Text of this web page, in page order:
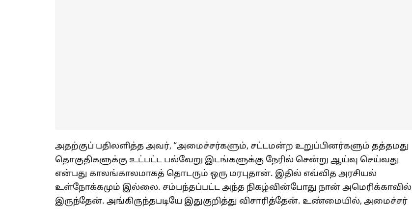
அதற்குப் பதிலளித்த அவர், “அமைச்சர்களும், சட்டமன்ற உறுப்பினர்களும் தத்தமது
தொகுதிகளுக்கு உட்பட்ட பல்வேறு இடங்களுக்கு நேரில் சென்று ஆய்வு செய்வது
என்பது காலங்காலமாகத் தொடரும் ஒரு மரபுதான். இதில் எவ்வித அரசியல்
உள்நோக்கமும் இல்லை. சம்பந்தப்பட்ட அந்த நிகழ்வின்போது நான் அமெரிக்காவில்
இருந்தேன். அங்கிருந்தபடியே இதுகுறித்து விசாரித்தேன். உண்மையில், அமைச்சர்